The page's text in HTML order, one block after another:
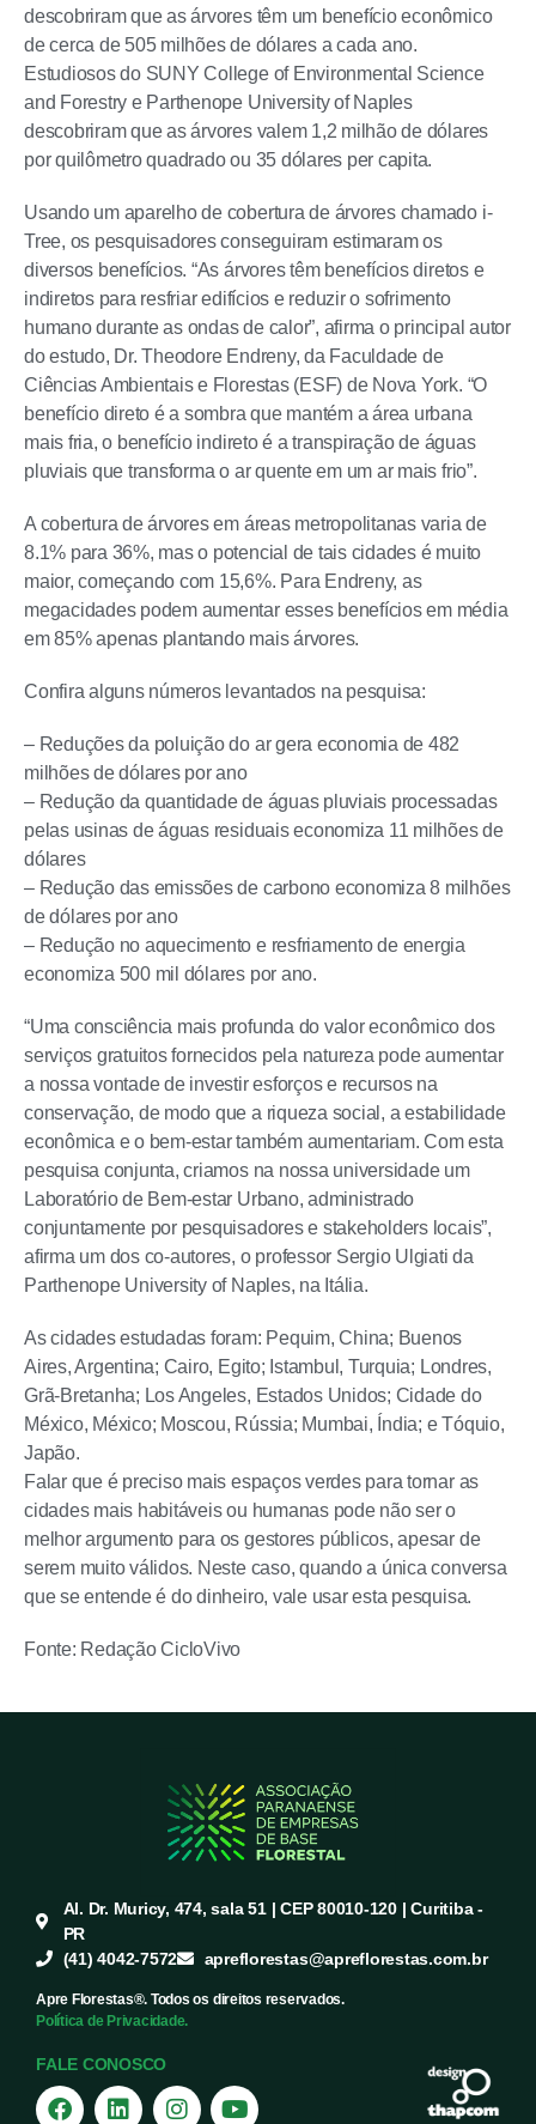
descobriram que as árvores têm um benefício econômico
de cerca de 505 milhões de dólares a cada ano.
Estudiosos do SUNY College of Environmental Science
and Forestry e Parthenope University of Naples
descobriram que as árvores valem 1,2 milhão de dólares
por quilômetro quadrado ou 35 dólares per capita.
Usando um aparelho de cobertura de árvores chamado i-
Tree, os pesquisadores conseguiram estimaram os
diversos benefícios. “As árvores têm benefícios diretos e
indiretos para resfriar edifícios e reduzir o sofrimento
humano durante as ondas de calor”, afirma o principal autor
do estudo, Dr. Theodore Endreny, da Faculdade de
Ciências Ambientais e Florestas (ESF) de Nova York. “O
benefício direto é a sombra que mantém a área urbana
mais fria, o benefício indireto é a transpiração de águas
pluviais que transforma o ar quente em um ar mais frio”.
A cobertura de árvores em áreas metropolitanas varia de
8.1% para 36%, mas o potencial de tais cidades é muito
maior, começando com 15,6%. Para Endreny, as
megacidades podem aumentar esses benefícios em média
em 85% apenas plantando mais árvores.
Confira alguns números levantados na pesquisa:
– Reduções da poluição do ar gera economia de 482
milhões de dólares por ano
– Redução da quantidade de águas pluviais processadas
pelas usinas de águas residuais economiza 11 milhões de
dólares
– Redução das emissões de carbono economiza 8 milhões
de dólares por ano
– Redução no aquecimento e resfriamento de energia
economiza 500 mil dólares por ano.
“Uma consciência mais profunda do valor econômico dos
serviços gratuitos fornecidos pela natureza pode aumentar
a nossa vontade de investir esforços e recursos na
conservação, de modo que a riqueza social, a estabilidade
econômica e o bem-estar também aumentariam. Com esta
pesquisa conjunta, criamos na nossa universidade um
Laboratório de Bem-estar Urbano, administrado
conjuntamente por pesquisadores e stakeholders locais”,
afirma um dos co-autores, o professor Sergio Ulgiati da
Parthenope University of Naples, na Itália.
As cidades estudadas foram: Pequim, China; Buenos
Aires, Argentina; Cairo, Egito; Istambul, Turquia; Londres,
Grã-Bretanha; Los Angeles, Estados Unidos; Cidade do
México, México; Moscou, Rússia; Mumbai, Índia; e Tóquio,
Japão.
Falar que é preciso mais espaços verdes para tornar as
cidades mais habitáveis ou humanas pode não ser o
melhor argumento para os gestores públicos, apesar de
serem muito válidos. Neste caso, quando a única conversa
que se entende é do dinheiro, vale usar esta pesquisa.
Fonte: Redação CicloVivo
Al. Dr. Muricy, 474, sala 51 | CEP 80010-120 | Curitiba -
PR
(41) 4042-7572
apreflorestas@apreflorestas.com.br
Apre Florestas®. Todos os direitos reservados.
Política de Privacidade.
FALE CONOSCO